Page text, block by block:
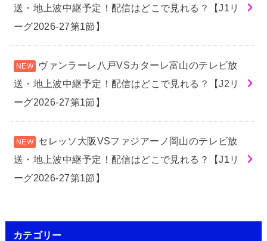
送・地上波中継予定！配信はどこで見れる？【J1リ
ーグ2026-27第1節】
ヴァンラーレ八戸VSカターレ富山のテレビ放
送・地上波中継予定！配信はどこで見れる？【J2リ
ーグ2026-27第1節】
セレッソ大阪VSファジアーノ岡山のテレビ放
送・地上波中継予定！配信はどこで見れる？【J1リ
ーグ2026-27第1節】
カテゴリー